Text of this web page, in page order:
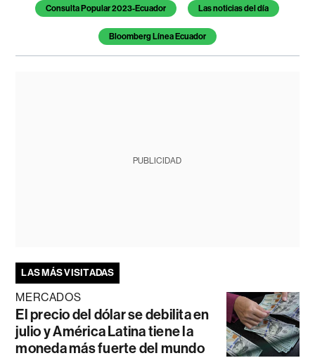
Consulta Popular 2023-Ecuador Las noticias del día
Bloomberg Línea Ecuador
PUBLICIDAD
LAS MÁS VISITADAS
MERCADOS
El precio del dólar se debilita en
julio y América Latina tiene la
moneda más fuerte del mundo